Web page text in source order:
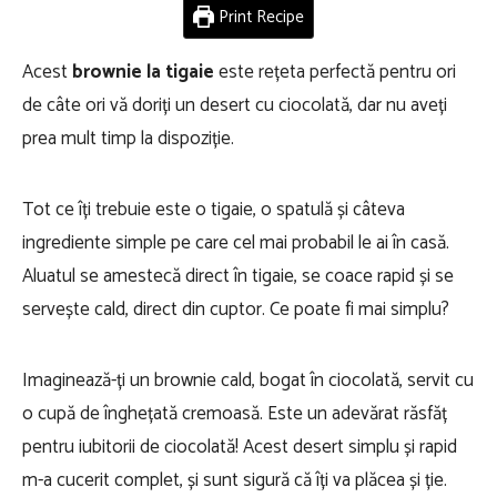
Print Recipe
Acestbrownie la tigaieeste rețeta perfectă pentru ori
de câte ori vă doriți un desert cu ciocolată, dar nu aveți
prea mult timp la dispoziție.
Tot ce îți trebuie este o tigaie, o spatulă și câteva
ingrediente simple pe care cel mai probabil le ai în casă.
Aluatul se amestecă direct în tigaie, se coace rapid și se
servește cald, direct din cuptor. Ce poate fi mai simplu?
Imaginează-ți un brownie cald, bogat în ciocolată, servit cu
o cupă de înghețată cremoasă. Este un adevărat răsfăț
pentru iubitorii de ciocolată! Acest desert simplu și rapid
m-a cucerit complet, și sunt sigură că îți va plăcea și ție.